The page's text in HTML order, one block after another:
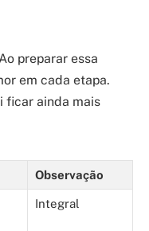
preparar essa
em cada etapa.
ficar ainda mais
Observação
Integral